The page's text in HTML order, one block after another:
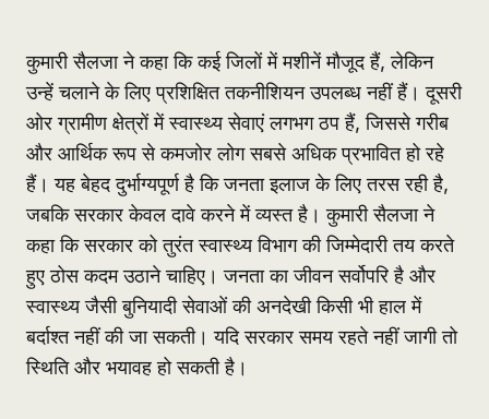
कुमारी सैलजा ने कहा कि कई जिलों में मशीनें मौजूद हैं, लेकिन
उन्हें चलाने के लिए प्रशिक्षित तकनीशियन उपलब्ध नहीं हैं। दूसरी
ओर ग्रामीण क्षेत्रों में स्वास्थ्य सेवाएं लगभग ठप हैं, जिससे गरीब
और आर्थिक रूप से कमजोर लोग सबसे अधिक प्रभावित हो रहे
हैं। यह बेहद दुर्भाग्यपूर्ण है कि जनता इलाज के लिए तरस रही है,
जबकि सरकार केवल दावे करने में व्यस्त है। कुमारी सैलजा ने
कहा कि सरकार को तुरंत स्वास्थ्य विभाग की जिम्मेदारी तय करते
हुए ठोस कदम उठाने चाहिए। जनता का जीवन सर्वोपरि है और
स्वास्थ्य जैसी बुनियादी सेवाओं की अनदेखी किसी भी हाल में
बर्दाश्त नहीं की जा सकती। यदि सरकार समय रहते नहीं जागी तो
स्थिति और भयावह हो सकती है।